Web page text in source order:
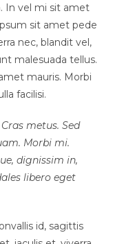
In vel mi sit amet
sit amet pede
nec, blandit vel,
malesuada tellus.
mauris. Morbi
facilisi.
metus. Sed
Morbi mi.
dignissim in,
libero eget
id, sagittis